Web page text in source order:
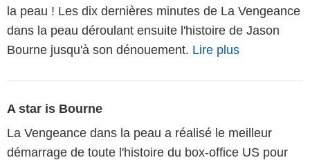
la peau ! Les dix dernières minutes de La Vengeance
dans la peau déroulant ensuite l'histoire de Jason
Bourne jusqu'à son dénouement. Lire plus
A star is Bourne
La Vengeance dans la peau a réalisé le meilleur
démarrage de toute l'histoire du box-office US pour